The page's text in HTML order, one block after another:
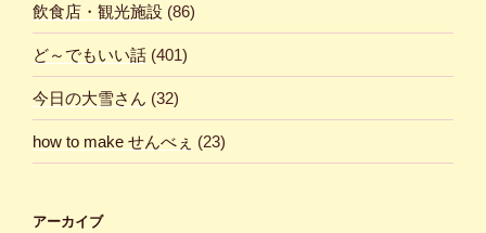
飲食店・観光施設 (86)
ど～でもいい話 (401)
今日の大雪さん (32)
how to make せんべぇ (23)
アーカイブ